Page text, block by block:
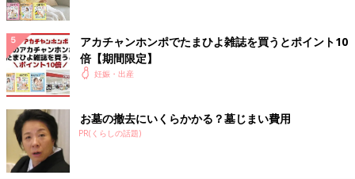
アカチャンホンポでたまひよ雑誌を買うとポイント10
倍【期間限定】
妊娠・出産
お墓の撤去にいくらかかる？墓じまい費用
PR(くらしの話題)